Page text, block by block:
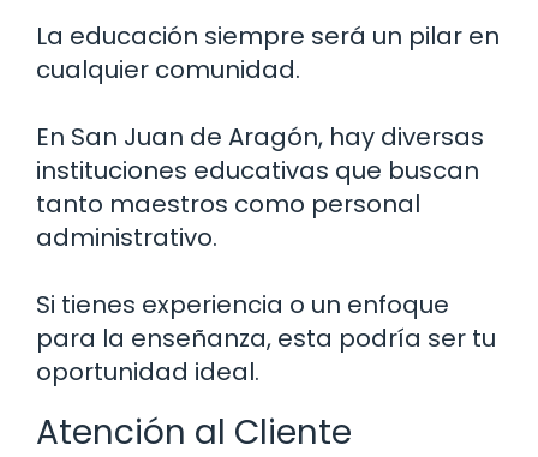
La educación siempre será un pilar en
cualquier comunidad.
En San Juan de Aragón, hay diversas
instituciones educativas que buscan
tanto maestros como personal
administrativo.
Si tienes experiencia o un enfoque
para la enseñanza, esta podría ser tu
oportunidad ideal.
Atención al Cliente